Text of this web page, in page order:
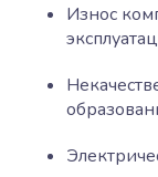
Износ